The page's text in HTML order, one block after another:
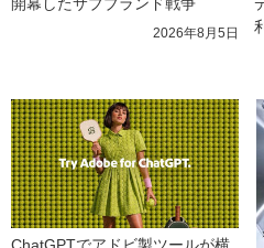
開幕したサブブランド戦争
2026年8月5日